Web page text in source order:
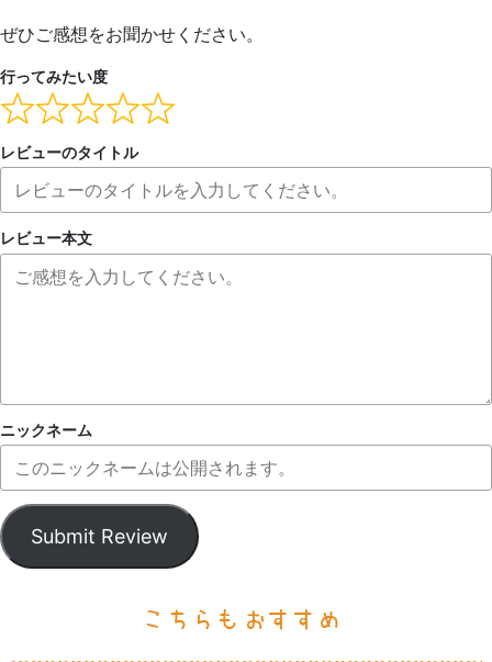
ぜひご感想をお聞かせください。
行ってみたい度
レビューのタイトル
レビュー本文
ニックネーム
Submit Review